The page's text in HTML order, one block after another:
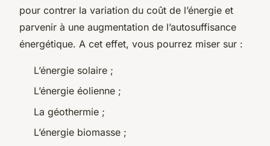
pour contrer la variation du coût de l’énergie et
parvenir à une augmentation de l’autosuffisance
énergétique. A cet effet, vous pourrez miser sur :
L’énergie solaire ;
L’énergie éolienne ;
La géothermie ;
L’énergie biomasse ;